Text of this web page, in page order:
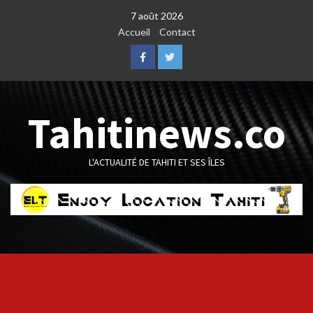
7 août 2026
Accueil
Contact
FacebookTwitter
Tahitinews.co
L'ACTUALITÉ DE TAHITI ET SES ÎLES